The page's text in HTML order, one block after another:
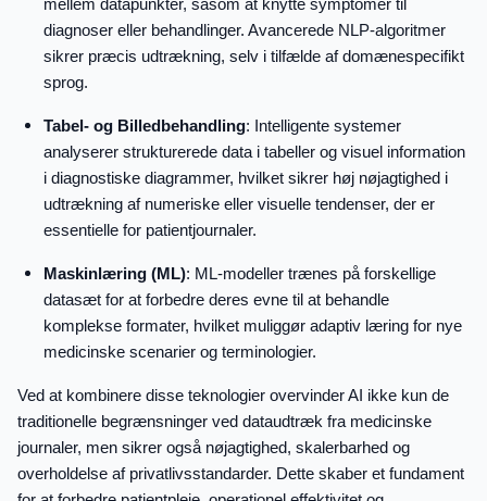
mellem datapunkter, såsom at knytte symptomer til
diagnoser eller behandlinger. Avancerede NLP-algoritmer
sikrer præcis udtrækning, selv i tilfælde af domænespecifikt
sprog.
Tabel- og Billedbehandling: Intelligente systemer
analyserer strukturerede data i tabeller og visuel information
i diagnostiske diagrammer, hvilket sikrer høj nøjagtighed i
udtrækning af numeriske eller visuelle tendenser, der er
essentielle for patientjournaler.
Maskinlæring (ML): ML-modeller trænes på forskellige
datasæt for at forbedre deres evne til at behandle
komplekse formater, hvilket muliggør adaptiv læring for nye
medicinske scenarier og terminologier.
Ved at kombinere disse teknologier overvinder AI ikke kun de
traditionelle begrænsninger ved dataudtræk fra medicinske
journaler, men sikrer også nøjagtighed, skalerbarhed og
overholdelse af privatlivsstandarder. Dette skaber et fundament